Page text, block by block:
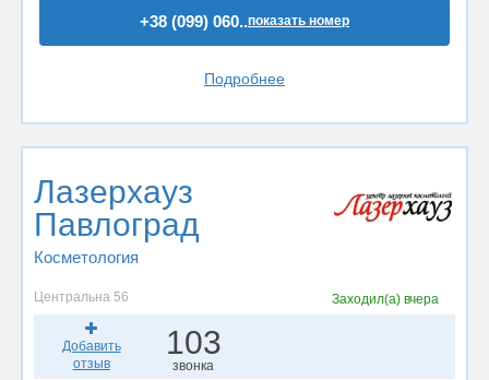
+38 (099) 060..показать номер
Подробнее
Лазерхауз
Павлоград
Косметология
Центральна 56 Заходил(а) вчера
Добавить
отзыв
103
звонка